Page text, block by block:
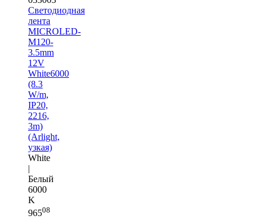
Светодиодная
лента
MICROLED-
M120-
3.5mm
12V
White6000
(8.3
W/m,
IP20,
2216,
3m)
(Arlight,
узкая)
White
|
Белый
6000
K
96508